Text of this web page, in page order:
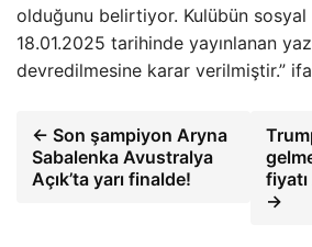
olduğunu belirtiyor. Kulübün sosyal
18.01.2025 tarihinde yayınlanan
devredilmesine karar verilmiştir.”
← Son şampiyon Aryna
Sabalenka Avustralya
Açık’ta yarı finalde!
→